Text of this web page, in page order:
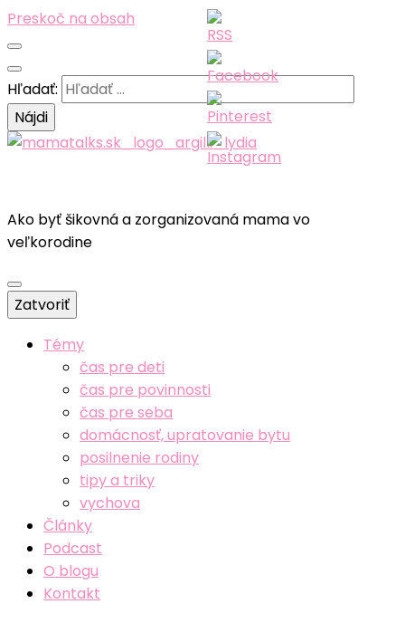
Preskoč na obsah
Hľadať:
Ako byť šikovná a zorganizovaná mama vo
veľkorodine
Zatvoriť
Témy
čas pre deti
čas pre povinnosti
čas pre seba
domácnosť, upratovanie bytu
posilnenie rodiny
tipy a triky
vychova
Články
Podcast
O blogu
Kontakt